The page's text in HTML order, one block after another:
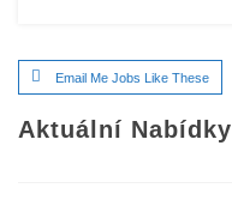
Email Me Jobs Like These
Aktuální Nabídky